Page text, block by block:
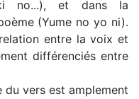
no...), et dans la
(Yume no yo ni).
entre la voix et
différenciés entre
du vers est amplement